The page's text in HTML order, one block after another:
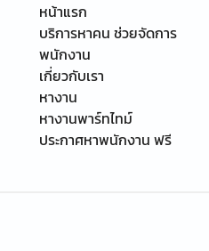
หน้าแรก
บริการหาคน ช่วยจัดการ
พนักงาน
เกี่ยวกับเรา
หางาน
หางานพาร์ทไทม์
ประกาศหาพนักงาน ฟรี